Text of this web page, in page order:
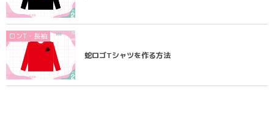
ロンT・長袖
蛇ロゴTシャツを作る方法